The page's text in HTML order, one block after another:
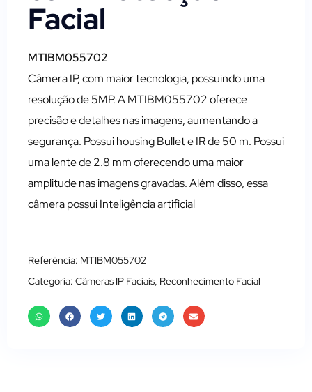
Facial
MTIBM055702
Câmera IP, com maior tecnologia, possuindo uma
resolução de 5MP. A MTIBM055702 oferece
precisão e detalhes nas imagens, aumentando a
segurança. Possui housing Bullet e IR de 50 m. Possui
uma lente de 2.8 mm oferecendo uma maior
amplitude nas imagens gravadas. Além disso, essa
câmera possui Inteligência artificial
Referência: MTIBM055702
Categoria: Câmeras IP Faciais, Reconhecimento Facial